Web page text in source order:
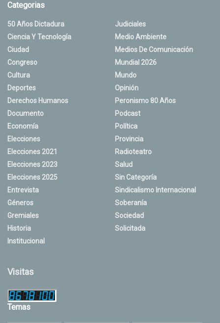
Categorias
50 Años Dictadura
Ciencia Y Tecnología
Ciudad
Congreso
Cultura
Deportes
Derechos Humanos
Documento
Economía
Elecciones
Elecciones 2021
Elecciones 2023
Elecciones 2025
Entrevista
Géneros
Gremiales
Historia
Institucional
Judiciales
Medio Ambiente
Medios De Comunicación
Mundial 2026
Mundo
Opinión
Peronismo 80 Años
Podcast
Política
Provincia
Radioteatro
Salud
Sin Categoría
Sindicalismo Internacional
Soberanía
Sociedad
Solicitada
Visitas
Temas